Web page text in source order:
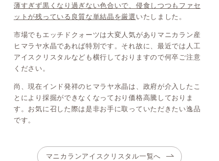
薄すぎず黒くなり過ぎない色合いで、侵食しつつもファセ
ットが残っている良質な単結晶を厳選いたしました。
市場でもエッチドクォーツは大変人気がありマニカラン産
ヒマラヤ水晶であれば特別です。それ故に、最近では人工
アイスクリスタルなども横行しておりますので何卒ご注意
ください。
尚、現在インド発祥のヒマラヤ水晶は、政府が介入したこ
とにより採掘ができなくなっており価格高騰しておりま
す。お気に召した際は是非お手に取っていただきたい逸品
です。
マニカランアイスクリスタル一覧へ